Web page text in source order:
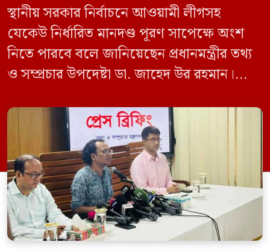
স্থানীয় সরকার নির্বাচনে আওয়ামী লীগসহ
যেকেউ নির্ধারিত মানদণ্ড পূরণ সাপেক্ষে অংশ
নিতে পারবে বলে জানিয়েছেন প্রধানমন্ত্রীর তথ্য
ও সম্প্রচার উপদেষ্টা ডা. জাহেদ উর রহমান।
সম্মেলন কক্ষে এক প্রেস ব্রিফিংয়ে সাংবাদিকদের
এক প্রশ্নের জবাবে তিনি এ কথা বলেন।